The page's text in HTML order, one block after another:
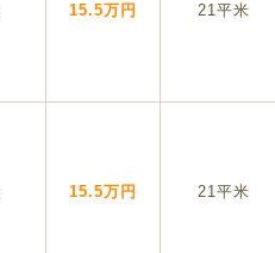
15.5万円 21平米
15.5万円 21平米